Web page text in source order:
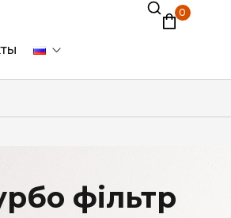
0
фільтр